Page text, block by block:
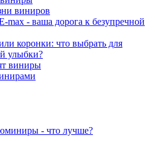
виниров
max - ваша дорога к безупречной
коронки: что выбрать для
улыбки?
виниры
- что лучше?